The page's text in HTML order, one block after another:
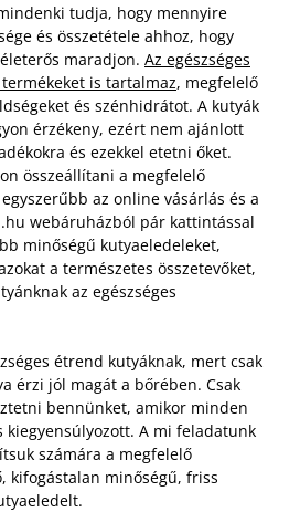
tudja, hogy mennyire
és összetétele ahhoz, hogy
maradjon. Az egészséges
is tartalmaz, megfelelő
és szénhidrátot. A kutyák
érzékeny, ezért nem ajánlott
és ezekkel etetni őket.
összeállítani a megfelelő
az online vásárlás és a
webáruházból pár kattintással
minőségű kutyaeledeleket,
a természetes összetevőket,
az egészséges
étrend kutyáknak, mert csak
érzi jól magát a bőrében. Csak
bennünket, amikor minden
kiegyensúlyozott. A mi feladatunk
számára a megfelelő
kifogástalan minőségű, friss